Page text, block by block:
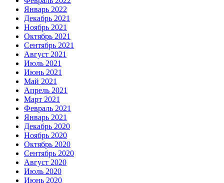
Январь 2022
Декабрь 2021
Ноябрь 2021
Октябрь 2021
Сентябрь 2021
Август 2021
Июль 2021
Июнь 2021
Май 2021
Апрель 2021
Март 2021
Февраль 2021
Январь 2021
Декабрь 2020
Ноябрь 2020
Октябрь 2020
Сентябрь 2020
Август 2020
Июль 2020
Июнь 2020